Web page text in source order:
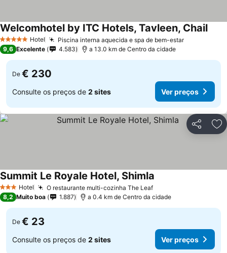
5 Estrelas Hotel Piscina interna aquecida e spa de bem-estar
Welcomhotel by ITC Hotels, Tavleen, Chail
9,6 Excelente 4.583 a 13.0 km de Centro da cidade
De € 230
Consulte os preços de 2 sites Ver preços
Partilhar
3 EstrelasHotel O restaurante multi-cozinha The Leaf
Summit Le Royale Hotel, Shimla
8,2 Muito boa 1.887 a 0.4 km de Centro da cidade
De € 23
Consulte os preços de 2 sites Ver preços